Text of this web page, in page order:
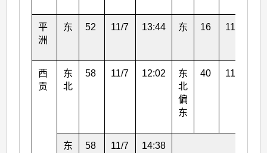
平
洲
东 52 11/7 13:44 东 16 11/7
西
贡
东
北
58 11/7 12:02
东
北
偏
东
40 11/7
东
58 11/7 14:38